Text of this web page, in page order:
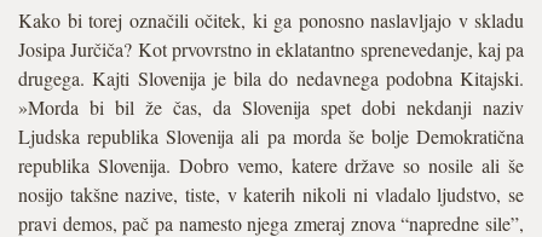
Kako bi torej označili očitek, ki ga ponosno naslavljajo v skladu
Josipa Jurčiča? Kot prvovrstno in eklatantno sprenevedanje, kaj pa
drugega. Kajti Slovenija je bila do nedavnega podobna Kitajski.
»Morda bi bil že čas, da Slovenija spet dobi nekdanji naziv
Ljudska republika Slovenija ali pa morda še bolje Demokratična
republika Slovenija. Dobro vemo, katere države so nosile ali še
nosijo takšne nazive, tiste, v katerih nikoli ni vladalo ljudstvo, se
pravi demos, pač pa namesto njega zmeraj znova “napredne sile”,